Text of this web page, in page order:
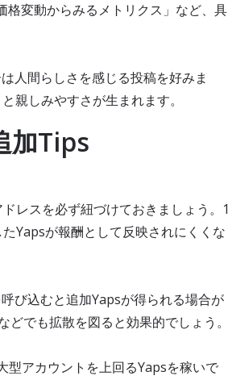
変動からみるメトリクス」など、具
人間らしさを感じる投稿を好みま
親しみやすさが生まれます。
加Tips
レスを必ず紐づけておきましょう。1
Yapsが報酬として反映されにくくな
び込むと追加Yapsが得られる場合が
でも拡散を図ると効果的でしょう。
アカウントを上回るYapsを稼いで